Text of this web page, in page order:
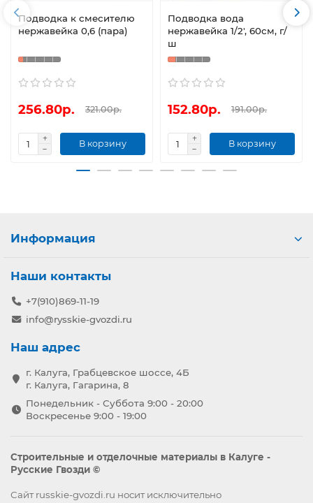
Подводка к смесителю
нержавейка 0,6 (пара)
256.80р. 321.00р.
В корзину
Подводка вода
нержавейка 1/2', 60см, г/
ш
152.80р. 191.00р.
В корзину
Информация
Наши контакты
+7(910)869-11-19
info@rysskie-gvozdi.ru
Наш адрес
г. Калуга, Грабцевское шоссе, 4Б
г. Калуга, Гагарина, 8
Понедельник - Суббота 9:00 - 20:00
Воскресенье 9:00 - 19:00
Строительные и отделочные материалы в Калуге -
Русские Гвозди ©
Сайт russkie-gvozdi.ru носит исключительно